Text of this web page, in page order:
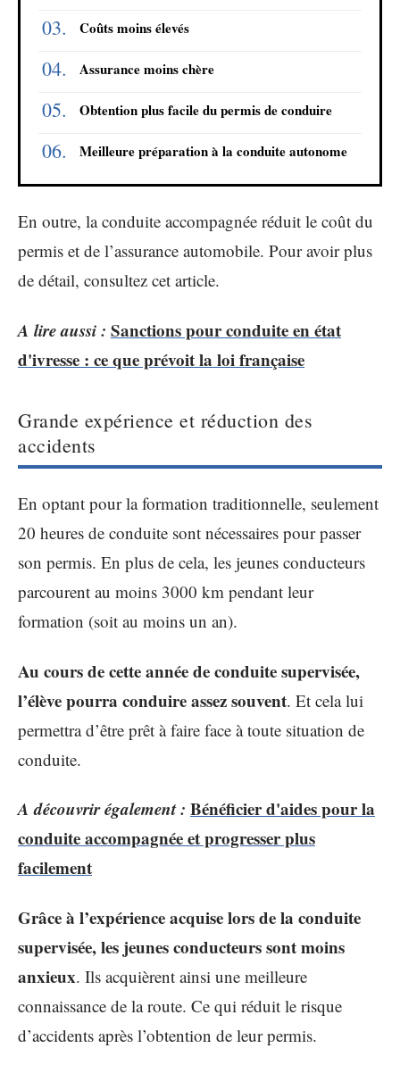
Coûts moins élevés
Assurance moins chère
Obtention plus facile du permis de conduire
Meilleure préparation à la conduite autonome
En outre, la conduite accompagnée réduit le coût du
permis et de l’assurance automobile. Pour avoir plus
de détail, consultez cet article.
A lire aussi : Sanctions pour conduite en état
d'ivresse : ce que prévoit la loi française
Grande expérience et réduction des
accidents
En optant pour la formation traditionnelle, seulement
20 heures de conduite sont nécessaires pour passer
son permis. En plus de cela, les jeunes conducteurs
parcourent au moins 3000 km pendant leur
formation (soit au moins un an).
Au cours de cette année de conduite supervisée,
l’élève pourra conduire assez souvent. Et cela lui
permettra d’être prêt à faire face à toute situation de
conduite.
A découvrir également : Bénéficier d'aides pour la
conduite accompagnée et progresser plus
facilement
Grâce à l’expérience acquise lors de la conduite
supervisée, les jeunes conducteurs sont moins
anxieux. Ils acquièrent ainsi une meilleure
connaissance de la route. Ce qui réduit le risque
d’accidents après l’obtention de leur permis.